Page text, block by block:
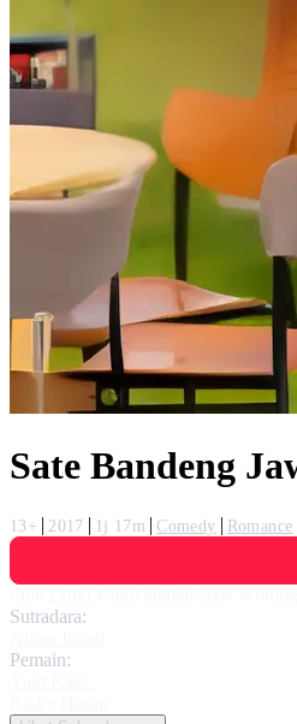
Sate Bandeng
13+ 2017 1j 17m Comedy
Romance
Sutradara:
Pemain: